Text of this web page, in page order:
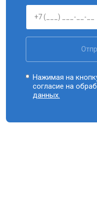
Нажимая на
согласие на
данных.